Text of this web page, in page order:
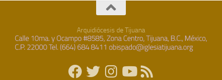
Arquidiócesis de Tijuana